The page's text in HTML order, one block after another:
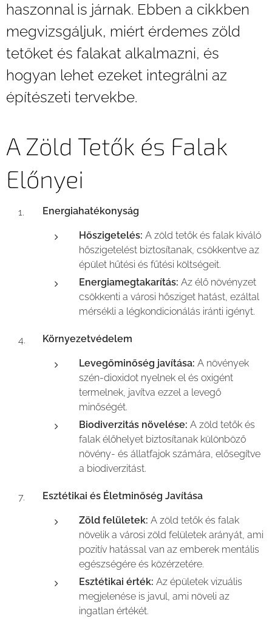
haszonnal is járnak. Ebben a cikkben
megvizsgáljuk, miért érdemes zöld
tetőket és falakat alkalmazni, és
hogyan lehet ezeket integrálni az
építészeti tervekbe.
A Zöld Tetők és Falak
Előnyei
Energiahatékonyság
Hőszigetelés: A zöld tetők és falak kiváló
hőszigetelést biztosítanak, csökkentve az
épület hűtési és fűtési költségeit.
Energiamegtakarítás: Az élő növényzet
csökkenti a városi hősziget hatást, ezáltal
mérsékli a légkondicionálás iránti igényt.
Környezetvédelem
Levegőminőség javítása: A növények
szén-dioxidot nyelnek el és oxigént
termelnek, javítva ezzel a levegő
minőségét.
Biodiverzitás növelése: A zöld tetők és
falak élőhelyet biztosítanak különböző
növény- és állatfajok számára, elősegítve
a biodiverzitást.
Esztétikai és Életminőség Javítása
Zöld felületek: A zöld tetők és falak
növelik a városi zöld felületek arányát, ami
pozitív hatással van az emberek mentális
egészségére és közérzetére.
Esztétikai érték: Az épületek vizuális
megjelenése is javul, ami növeli az
ingatlan értékét.